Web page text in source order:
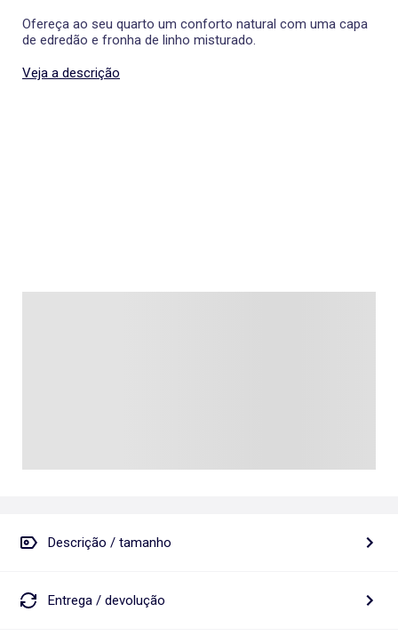
Ofereça ao seu quarto um conforto natural com uma capa
de edredão e fronha de linho misturado.
Veja a descrição
Descrição / tamanho
Entrega / devolução